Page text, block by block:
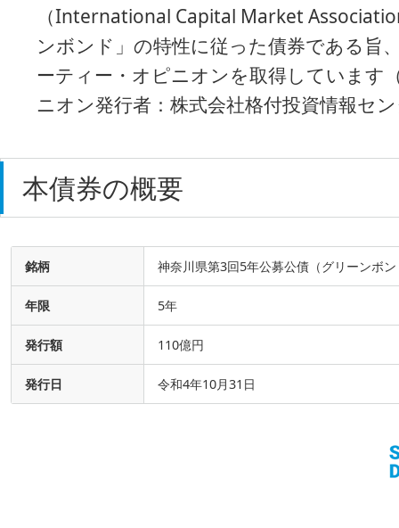
（International Capital Market
ンボンド」の特性に従った債券である旨
ーティー・オピニオンを取得しています
ニオン発行者：株式会社格付投資情報セ
本債券の概要
銘柄 神奈川県第3回5年公募公債（グリーンボ
年限 5年
発行額 110億円
発行日 令和4年10月31日